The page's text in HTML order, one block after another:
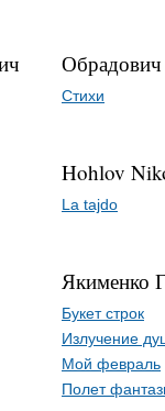
Стихи
Hohlov
La tajdo
Якименко
Букет строк
Излучение
Мой февраль
Полет